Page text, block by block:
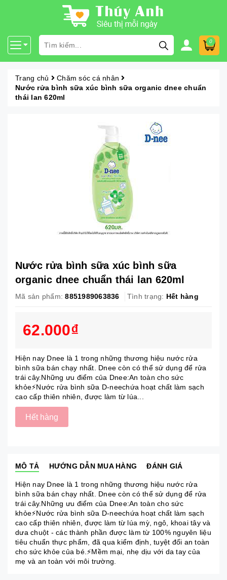
0
Trang chủ
Chăm sóc cá nhân
Nước rửa bình sữa xúc bình sữa organic dnee chuẩn
thái lan 620ml
Nước rửa bình sữa xúc bình sữa
organic dnee chuẩn thái lan 620ml
Mã sản phẩm: 8851989063836 Tình trạng: Hết hàng
62.000₫
Hiện nay Dnee là 1 trong những thương hiệu nước rửa
bình sữa bán chạy nhất. Dnee còn có thể sử dụng để rửa
trái cây.Những ưu điểm của Dnee:An toàn cho sức
khỏe⚡Nước rửa bình sữa D-neechứa hoạt chất làm sạch
cao cấp thiên nhiên, được làm từ lúa...
Hết hàng
MÔ TẢ HƯỚNG DẪN MUA HÀNG ĐÁNH GIÁ
Hiện nay Dnee là 1 trong những thương hiệu nước rửa
bình sữa bán chạy nhất. Dnee còn có thể sử dụng để rửa
trái cây.Những ưu điểm của Dnee:An toàn cho sức
khỏe⚡Nước rửa bình sữa D-neechứa hoạt chất làm sạch
cao cấp thiên nhiên, được làm từ lúa mỳ, ngô, khoai tây và
dưa chuột - các thành phần được làm từ 100% nguyên liệu
tiêu chuẩn thực phẩm, đã qua kiểm định, tuyệt đối an toàn
cho sức khỏe của bé.⚡Mềm mại, nhẹ dịu với da tay của
mẹ và an toàn với môi trường.